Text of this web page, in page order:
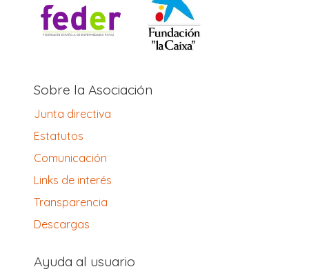
Sobre la Asociación
Junta directiva
Estatutos
Comunicación
Links de interés
Transparencia
Descargas
Ayuda al usuario